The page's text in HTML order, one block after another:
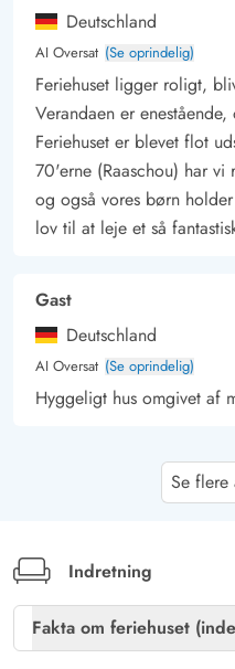
Deutschland
AI Oversat (Se oprindelig)
Feriehuset ligger roligt,
Verandaen er
Feriehuset er blevet flot
70'erne (Raaschou) har
og også vores børn
lov til at leje et så
Gast
Deutschland
AI Oversat (Se oprindelig)
Hyggeligt hus omgivet af
Melanie Spandöck
Vi følte os meget godt
man har brug for. Haven
vinterhaven var en ægte
Se flere
Indretning
Fakta om feriehuset